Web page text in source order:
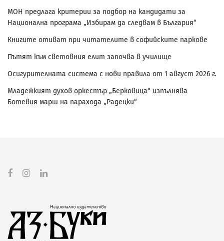
МОН предлага критерии за подбор на кандидати за
Национална програма „Избирам да следвам в България“
Книгите отиват при читателите в софийските паркове
Пътят към световния елит започва в училище
Осигурителната система с нови правила от 1 август 2026 г.
Младежкият духов оркестър „Берковица“ изпълнява
Ботевия марш на парахода „Радецки“